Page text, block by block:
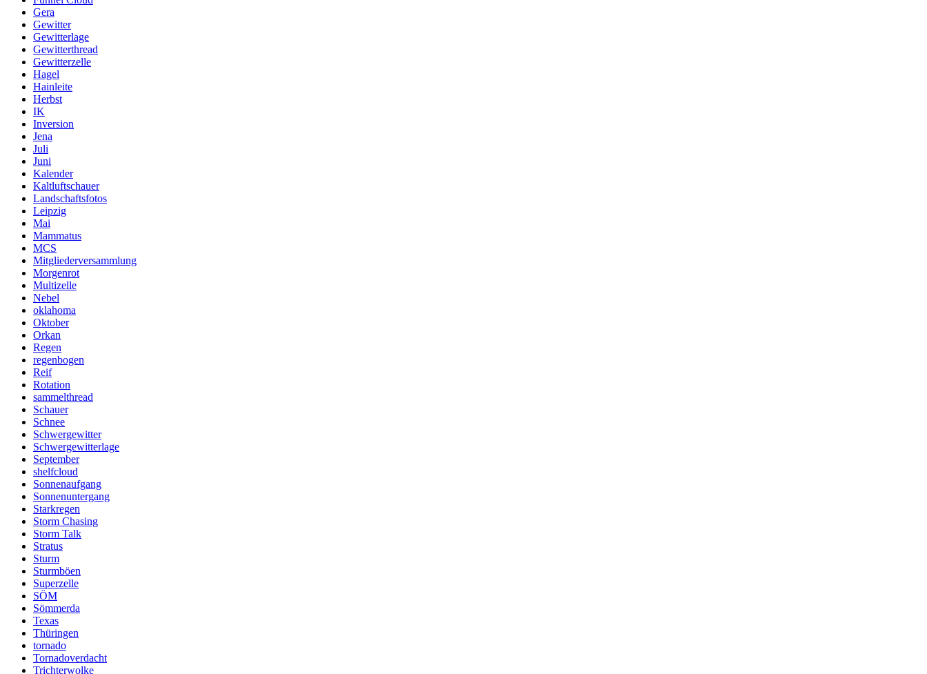
Gera
Gewitter
Gewitterlage
Gewitterthread
Gewitterzelle
Hagel
Hainleite
Herbst
IK
Inversion
Jena
Juli
Juni
Kalender
Kaltluftschauer
Landschaftsfotos
Leipzig
Mai
Mammatus
MCS
Mitgliederversammlung
Morgenrot
Multizelle
Nebel
oklahoma
Oktober
Orkan
Regen
regenbogen
Reif
Rotation
sammelthread
Schauer
Schnee
Schwergewitter
Schwergewitterlage
September
shelfcloud
Sonnenaufgang
Sonnenuntergang
Starkregen
Storm Chasing
Storm Talk
Stratus
Sturm
Sturmböen
Superzelle
SÖM
Sömmerda
Texas
Thüringen
tornado
Tornadoverdacht
Trichterwolke